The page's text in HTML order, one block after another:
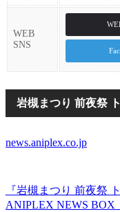
WEB
SNS
岩槻まつり 前夜祭
news.aniplex.co.jp
『岩槻まつり 前夜祭
ANIPLEX NEWS BOX